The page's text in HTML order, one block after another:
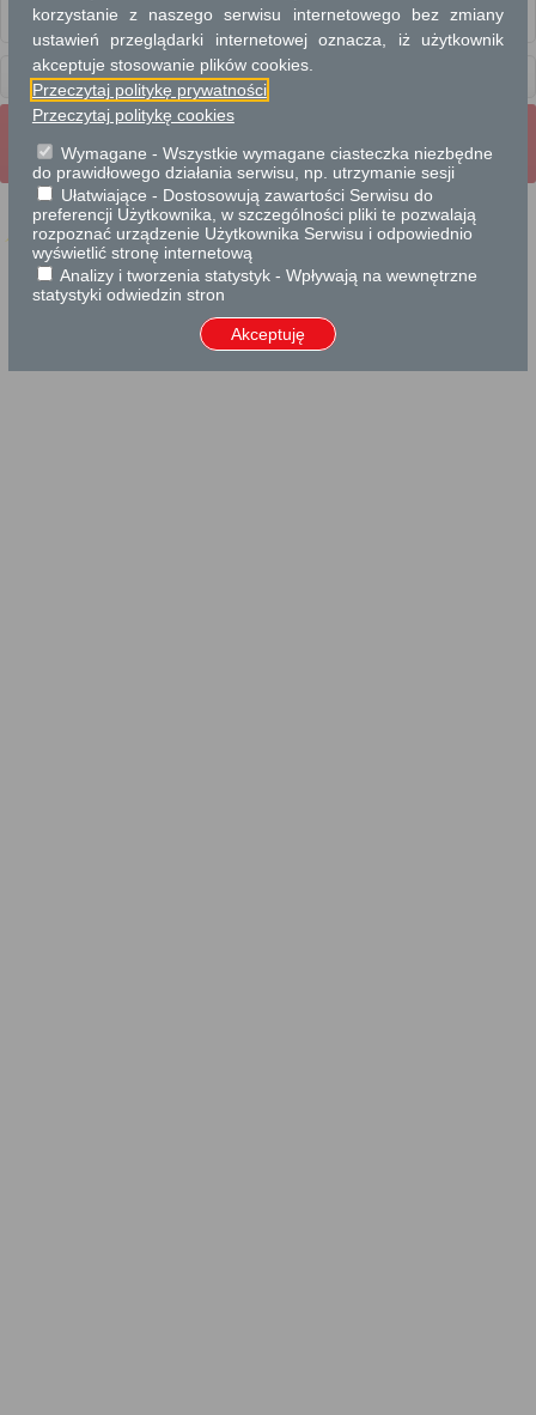
ZAŚWIADCZENIE DOTYCZĄCE MPZP OBOWIĄZUJĄCEGO do 31 grudnia
2003r
Usługidla instytucji,
urzędów
Strona mobilna
Pełna wersja strony
Projekt współfinansowany przez Unię Europejską ze środków Europejskiego
Funduszu Rozwoju Regionalnego w ramach Regionalnego Programu Operacyjnego
Województwa Mazowieckiego 2007-2013.
korzystanie z naszego serwisu internetowego bez zmiany
ustawień przeglądarki internetowej oznacza, iż użytkownik
akceptuje stosowanie plików cookies.
Przeczytaj politykę prywatności
Przeczytaj politykę cookies
Wymagane - Wszystkie wymagane ciasteczka niezbędne
do prawidłowego działania serwisu, np. utrzymanie sesji
Ułatwiające - Dostosowują zawartości Serwisu do
preferencji Użytkownika, w szczególności pliki te pozwalają
rozpoznać urządzenie Użytkownika Serwisu i odpowiednio
wyświetlić stronę internetową
Analizy i tworzenia statystyk - Wpływają na wewnętrzne
statystyki odwiedzin stron
Akceptuję